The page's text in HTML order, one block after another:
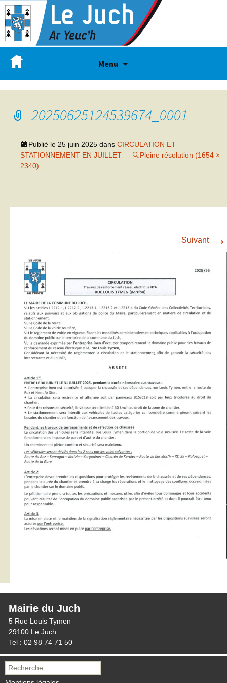
Menu
20250625124539674_0001
Publié le 25 juin 2025 dans CIRCULATION ET
STATIONNEMENT EN JUILLET
Pleine résolution (1654 ×
2340)
Suivant →
Mairie du Juch
5 Rue Louis Tymen
29100 Le Juch
Tel : 02 98 74 71 50
Recherche
pour :